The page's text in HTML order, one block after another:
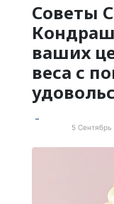
Советы
ваших
веса с
5 Сентябрь